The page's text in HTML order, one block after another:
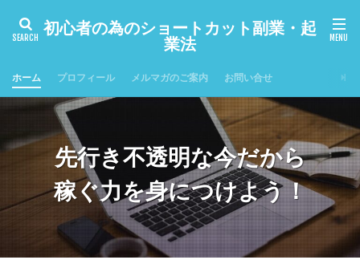
初心者の為のショートカット副業・起
業法
ホーム プロフィール メルマガのご案内 お問い合せ
先行き不透明な今だから
稼ぐ力を身につけよう！